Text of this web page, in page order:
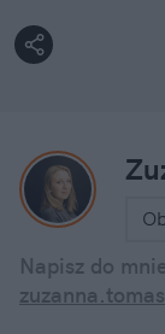
Napisz do